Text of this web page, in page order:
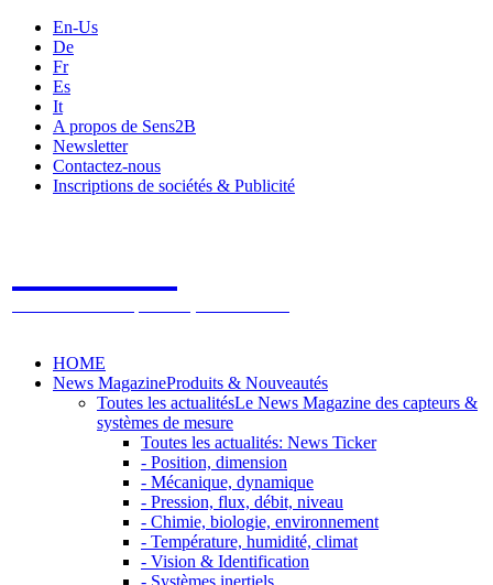
En-Us
De
Fr
Es
It
A propos de Sens2B
Newsletter
Contactez-nous
Inscriptions de sociétés & Publicité
HOME
News MagazineProduits & Nouveautés
Toutes les actualitésLe News Magazine des capteurs &
systèmes de mesure
Toutes les actualités: News Ticker
- Position, dimension
- Mécanique, dynamique
- Pression, flux, débit, niveau
- Chimie, biologie, environnement
- Température, humidité, climat
- Vision & Identification
- Systèmes inertiels